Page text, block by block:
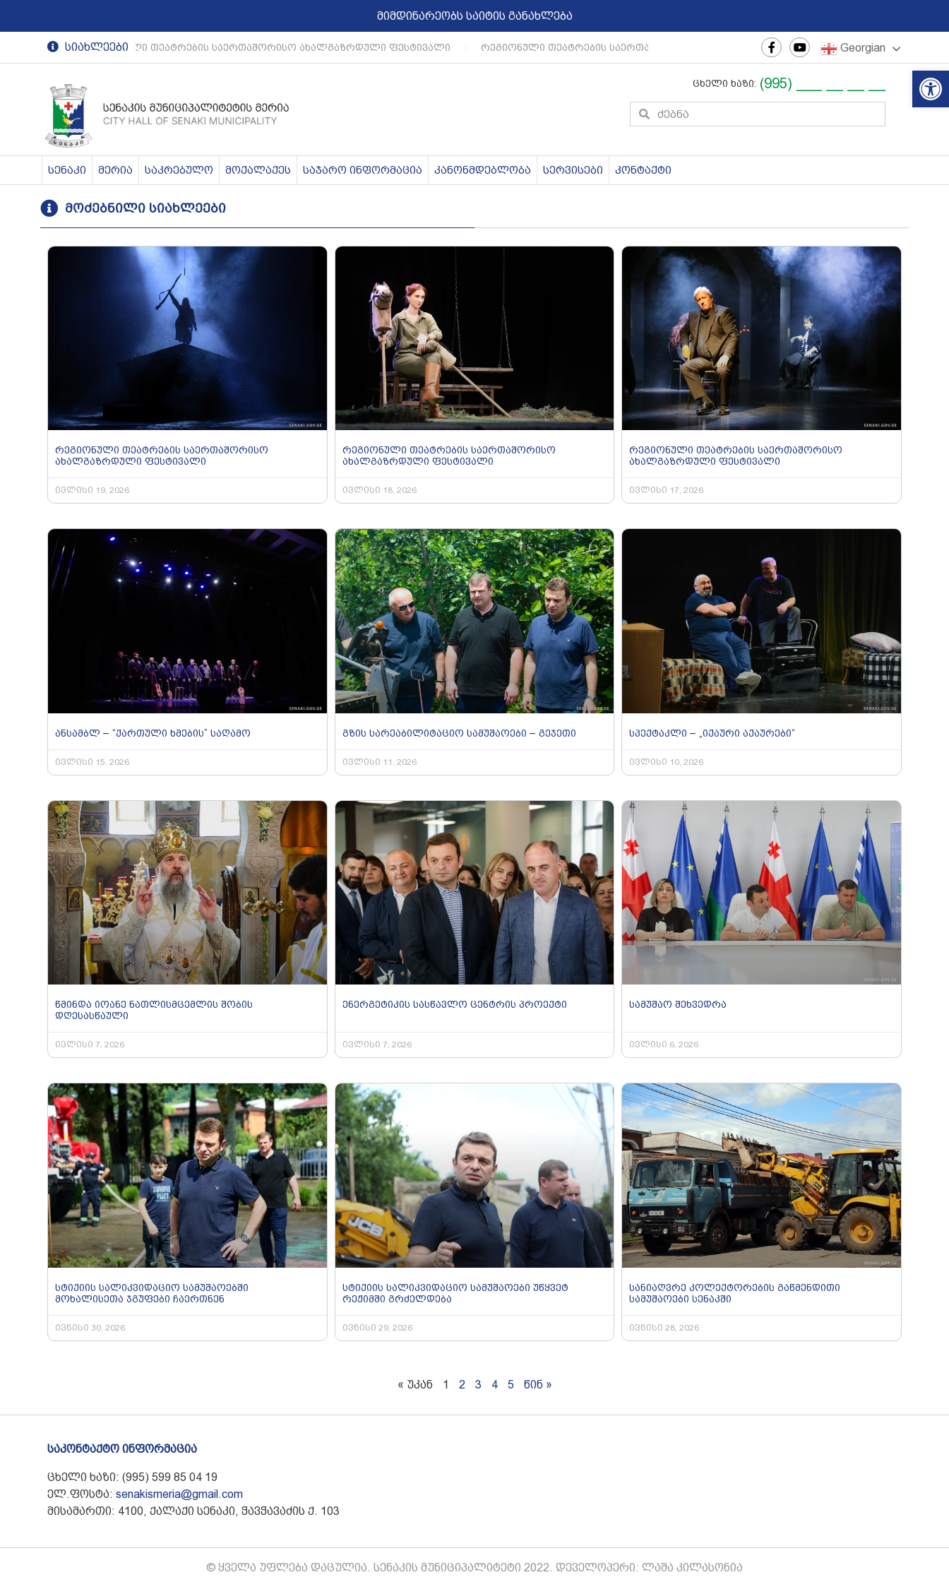
მიმდინარეობს საიტის განახლება
სიახლეები
რეგიონული თეატრების საერთაშორისო ახალგაზრდული ფესტივალი რეგიონული თეატრების საერთაშორისო ახალგაზრდული ფესტივალი | რეგიონული
Georgian
ცხელი ხაზი: (995) ___ __ __ __
სენაკი მერია საკრებულო მოქალაქეს საჯარო ინფორმაცია კანონმდებლობა სერვისები კონტაქტი
მოძებნილი სიახლეები
რეგიონული თეატრების საერთაშორისო
ახალგაზრდული ფესტივალი
ივლისი 19, 2026
რეგიონული თეატრების საერთაშორისო
ახალგაზრდული ფესტივალი
ივლისი 18, 2026
რეგიონული თეატრების საერთაშორისო
ახალგაზრდული ფესტივალი
ივლისი 17, 2026
ანსამბლ – “ქართული ხმების” საღამო
ივლისი 15, 2026
გზის სარეაბილიტაციო სამუშაოები – გეჯეთი
ივლისი 11, 2026
სპექტაკლი – „იქაური აქაურები“
ივლისი 10, 2026
წმინდა იოანე ნათლისმცემლის შობის
დღესასწაული
ივლისი 7, 2026
ენერგეტიკის სასწავლო ცენტრის პროექტი
ივლისი 7, 2026
სამუშაო შეხვედრა
ივლისი 6, 2026
სტიქიის სალიკვიდაციო სამუშაოებში
მოხალისეთა ჯგუფები ჩაერთნენ
ივნისი 30, 2026
სტიქიის სალიკვიდაციო სამუშაოები უწყვეტ
რეჟიმში გრძელდება
ივნისი 29, 2026
სანიაღვრე კოლექტორების გაწმენდითი
სამუშაოები სენაკში
ივნისი 28, 2026
« უკან 1 2 3 4 5 წინ »
საკონტაქტო ინფორმაცია
ცხელი ხაზი: (995) 599 85 04 19
ელ.ფოსტა: senakismeria@gmail.com
მისამართი: 4100, ქალაქი სენაკი, ჭავჭავაძის ქ. 103
© ყველა უფლება დაცულია. სენაკის მუნიციპალიტეტი 2022. დეველოპერი: ლაშა კილასონია